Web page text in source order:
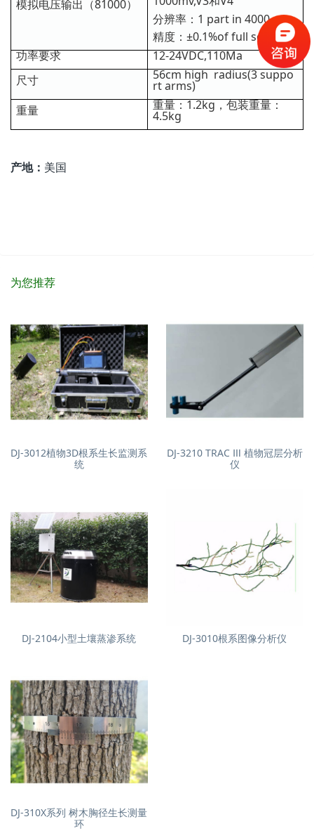
模拟电压输出（81000）
分辨率：1 part in 4000
精度：±0.1%of full scale
功率要求
12-24VDC,110Ma
尺寸
56cm high radius(3 suppo
rt arms)
重量
重量：1.2kg，包装重量：
4.5kg
产地： 美国
为您推荐
DJ-3012植物3D根系生长监测系
统
DJ-3210 TRAC Ⅲ 植物冠层分析
仪
DJ-2104小型土壤蒸渗系统 DJ-3010根系图像分析仪
DJ-310X系列 树木胸径生长测量
环